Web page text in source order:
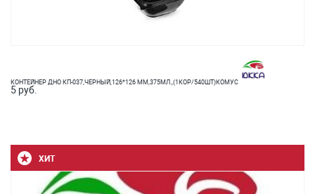
КОНТЕЙНЕР ДНО КП-037,ЧЕРНЫЙ,126*126 ММ,375МЛ.,(1КОР/540ШТ)КОМУС
5 руб.
ХИТ